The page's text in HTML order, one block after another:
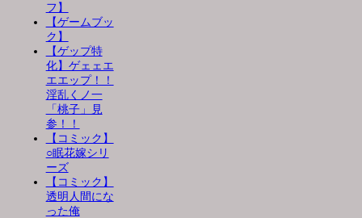
フ】
【ゲームブッ
ク】
【ゲップ特
化】ゲェェエ
エエップ！！
淫乱くノ一
「桃子」見
参！！
【コミック】
○眠花嫁シリ
ーズ
【コミック】
透明人間にな
った俺